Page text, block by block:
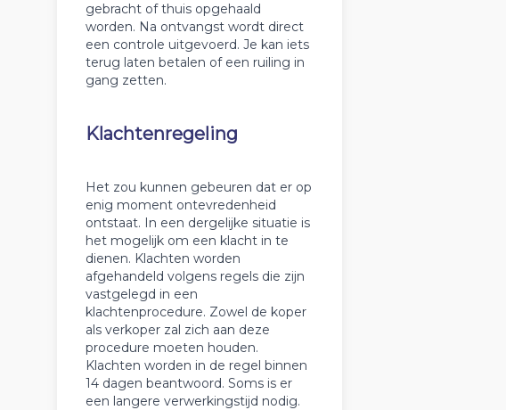
gebracht of thuis opgehaald
worden. Na ontvangst wordt direct
een controle uitgevoerd. Je kan iets
terug laten betalen of een ruiling in
gang zetten.
Klachtenregeling
Het zou kunnen gebeuren dat er op
enig moment ontevredenheid
ontstaat. In een dergelijke situatie is
het mogelijk om een klacht in te
dienen. Klachten worden
afgehandeld volgens regels die zijn
vastgelegd in een
klachtenprocedure. Zowel de koper
als verkoper zal zich aan deze
procedure moeten houden.
Klachten worden in de regel binnen
14 dagen beantwoord. Soms is er
een langere verwerkingstijd nodig.